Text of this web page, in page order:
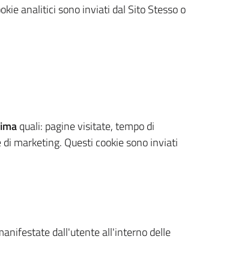
analitici sono inviati dal Sito Stesso o
quali: pagine visitate, tempo di
marketing. Questi cookie sono inviati
dall'utente all'interno delle